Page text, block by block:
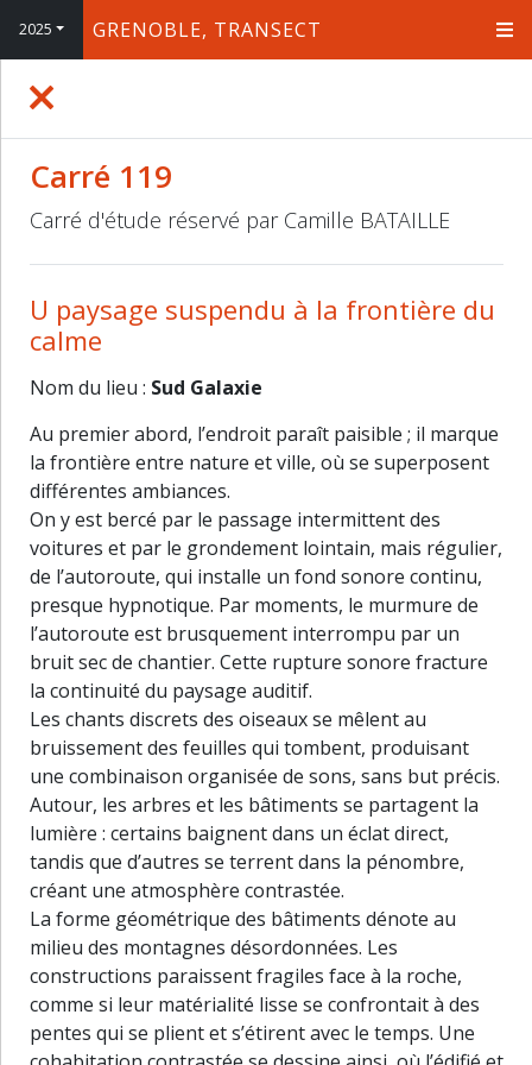
2025 GRENOBLE, TRANSECT
+
30 m
Carré 119
Carré d'étude réservé par Camille BATAILLE
U paysage suspendu à la frontière du
calme
Nom du lieu : Sud Galaxie
Au premier abord, l’endroit paraît paisible ; il marque
la frontière entre nature et ville, où se superposent
différentes ambiances.
On y est bercé par le passage intermittent des
voitures et par le grondement lointain, mais régulier,
de l’autoroute, qui installe un fond sonore continu,
presque hypnotique. Par moments, le murmure de
l’autoroute est brusquement interrompu par un
bruit sec de chantier. Cette rupture sonore fracture
la continuité du paysage auditif.
Les chants discrets des oiseaux se mêlent au
bruissement des feuilles qui tombent, produisant
une combinaison organisée de sons, sans but précis.
Autour, les arbres et les bâtiments se partagent la
lumière : certains baignent dans un éclat direct,
tandis que d’autres se terrent dans la pénombre,
créant une atmosphère contrastée.
La forme géométrique des bâtiments dénote au
milieu des montagnes désordonnées. Les
constructions paraissent fragiles face à la roche,
comme si leur matérialité lisse se confrontait à des
pentes qui se plient et s’étirent avec le temps. Une